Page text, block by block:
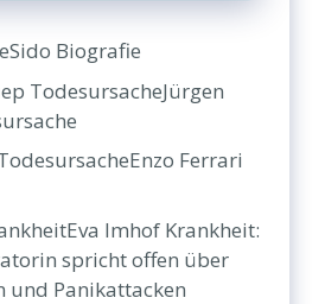
Sido Biografie
Jürgen
Enzo Ferrari
Eva Imhof Krankheit:
spricht offen über
und Panikattacken